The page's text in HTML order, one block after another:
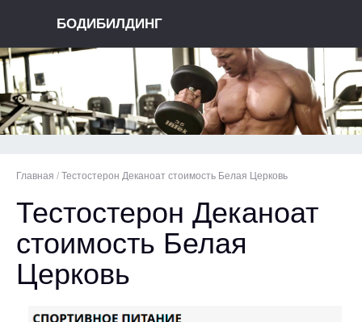
БОДИБИЛДИНГ
Главная / Тестостерон Деканоат стоимость Белая Церковь
Тестостерон Деканоат
стоимость Белая
Церковь